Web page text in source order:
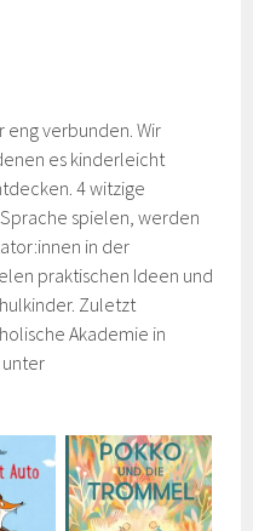
eng verbunden. Wir
es kinderleicht
4 witzige
spielen, werden
in der
praktischen Ideen und
Zuletzt
Akademie in
unter